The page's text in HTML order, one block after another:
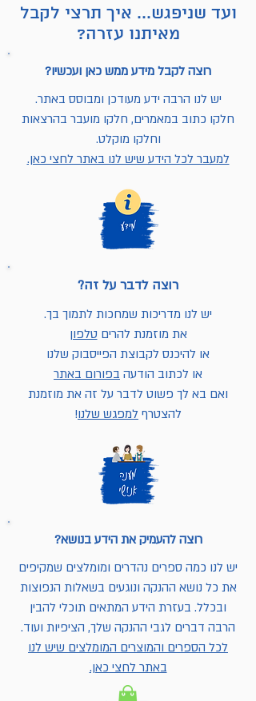
ועד שניפגש... איך תרצי לקבל
מאיתנו עזרה?
רוצה לקבל מידע ממש כאן ועכשיו?
יש לנו הרבה ידע מעודכן ומבוסס באתר.
חלקו כתוב במאמרים, חלקו מועבר בהרצאות
וחלקו מוקלט.
למעבר לכל הידע שיש לנו באתר לחצי כאן.
רוצה לדבר על זה?
יש לנו מדריכות שמחכות לתמוך בך.
את מוזמנת להרים טלפון
או להיכנס לקבוצת הפייסבוק שלנו
או לכתוב הודעה בפורום באתר
ואם בא לך פשוט לדבר על זה את מוזמנת
להצטרף למפגש שלנו!
רוצה להעמיק את הידע בנושא?
יש לנו כמה ספרים נהדרים ומומלצים שמקיפים
את כל נושא ההנקה ונוגעים בשאלות הנפוצות
ובכלל. בעזרת הידע המתאים תוכלי להבין
הרבה דברים לגבי ההנקה שלך, הציפיות ועוד.
לכל הספרים והמוצרים המומלצים שיש לנו
באתר לחצי כאן.